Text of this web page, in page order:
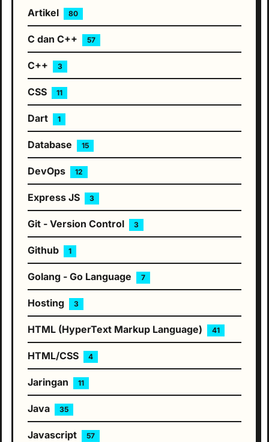
Artikel 80
C dan C++ 57
C++ 3
CSS 11
Dart 1
Database 15
DevOps 12
Express JS 3
Git - Version Control 3
Github 1
Golang - Go Language 7
Hosting 3
HTML (HyperText Markup Language) 41
HTML/CSS 4
Jaringan 11
Java 35
Javascript 57